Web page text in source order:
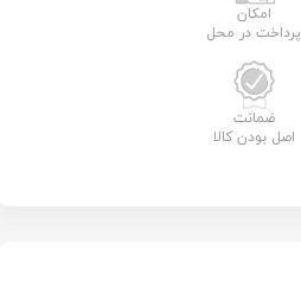
امکان
پرداخت در محل
ضمانت
اصل بودن کالا